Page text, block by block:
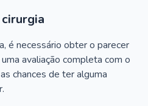
é necessário obter o parecer
avaliação completa com o
chances de ter alguma